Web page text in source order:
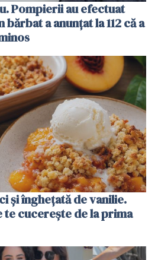
Pompierii au efectuat
a anunțat la 112 că a
și înghețată de vanilie.
cucerește de la prima